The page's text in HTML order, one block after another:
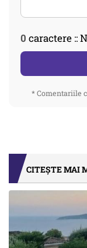
0 caractere ::
* Comentariile
CITEȘTE MAI